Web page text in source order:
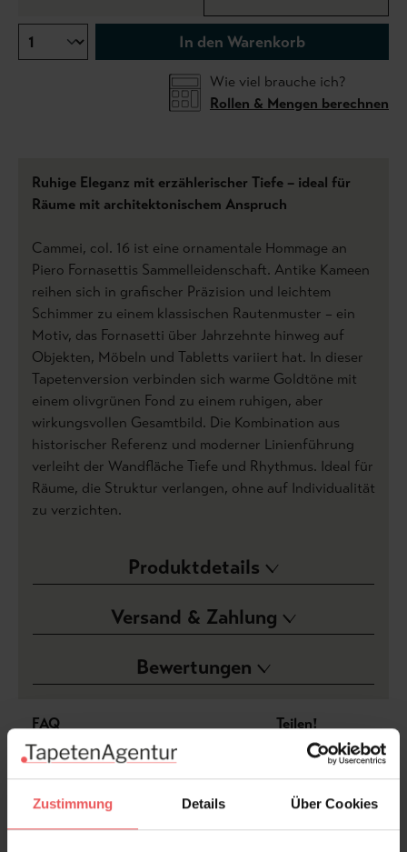
Zustimmung Details Über Cookies
In den Warenkorb
Wie viel brauche ich?
Rollen & Mengen berechnen
Ruhige Eleganz mit erzählerischer Tiefe – ideal für
Räume mit architektonischem Anspruch
Cammei, col. 16 ist eine ornamentale Hommage an
Piero Fornasettis Sammelleidenschaft. Antike Kameen
reihen sich in grafischer Präzision und leichtem
Schimmer zu einem klassischen Rautenmuster – ein
Motiv, das Fornasetti über Jahrzehnte hinweg auf
Objekten, Möbeln und Tabletts variiert hat. In dieser
Tapetenversion verbinden sich warme Goldtöne mit
einem olivgrünen Fond zu einem ruhigen, aber
wirkungsvollen Gesamtbild. Die Kombination aus
historischer Referenz und moderner Linienführung
verleiht der Wandfläche Tiefe und Rhythmus. Ideal für
Räume, die Struktur verlangen, ohne auf Individualität
zu verzichten.
Produktdetails
Versand & Zahlung
Bewertungen
FAQ Teilen!
Sie haben Fragen zum Produkt?